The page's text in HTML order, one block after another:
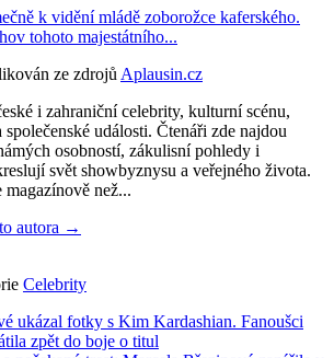
k vidění mládě zoborožce kaferského.
tohoto majestátního...
ze zdrojů Aplausin.cz
i zahraniční celebrity, kulturní scénu,
události. Čtenáři zde najdou
osobností, zákulisní pohledy i
svět showbyznysu a veřejného života.
magazínově než...
autora →
Celebrity
ukázal fotky s Kim Kardashian. Fanoušci
zpět do boje o titul